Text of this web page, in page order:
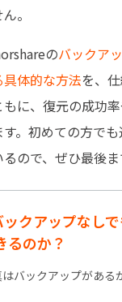
。
のバックア
体的な方法を、
に、復元の成功
。初めての方で
ので、ぜひ最後ま
クアップなし
るのか？
バックアップがある